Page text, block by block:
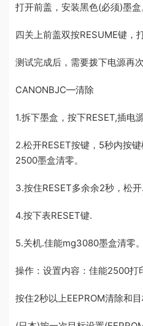
打开前盖，安装黑色(必须)墨
四关上前盖双按RESUME键，
测试完成后，需要拨下电源再次
CANONBJC—清除
1.拆下墨盒，按下RESET,插电
2.松开RESET按键，5秒内按
2500墨盒清零。
3.按住RESET多余余2秒，松开.
4.按下表RESET键.
5.关机.佳能mg3080墨盒清零。
操作：设置内容：佳能2500打
按住2秒以上EEPROM清除和